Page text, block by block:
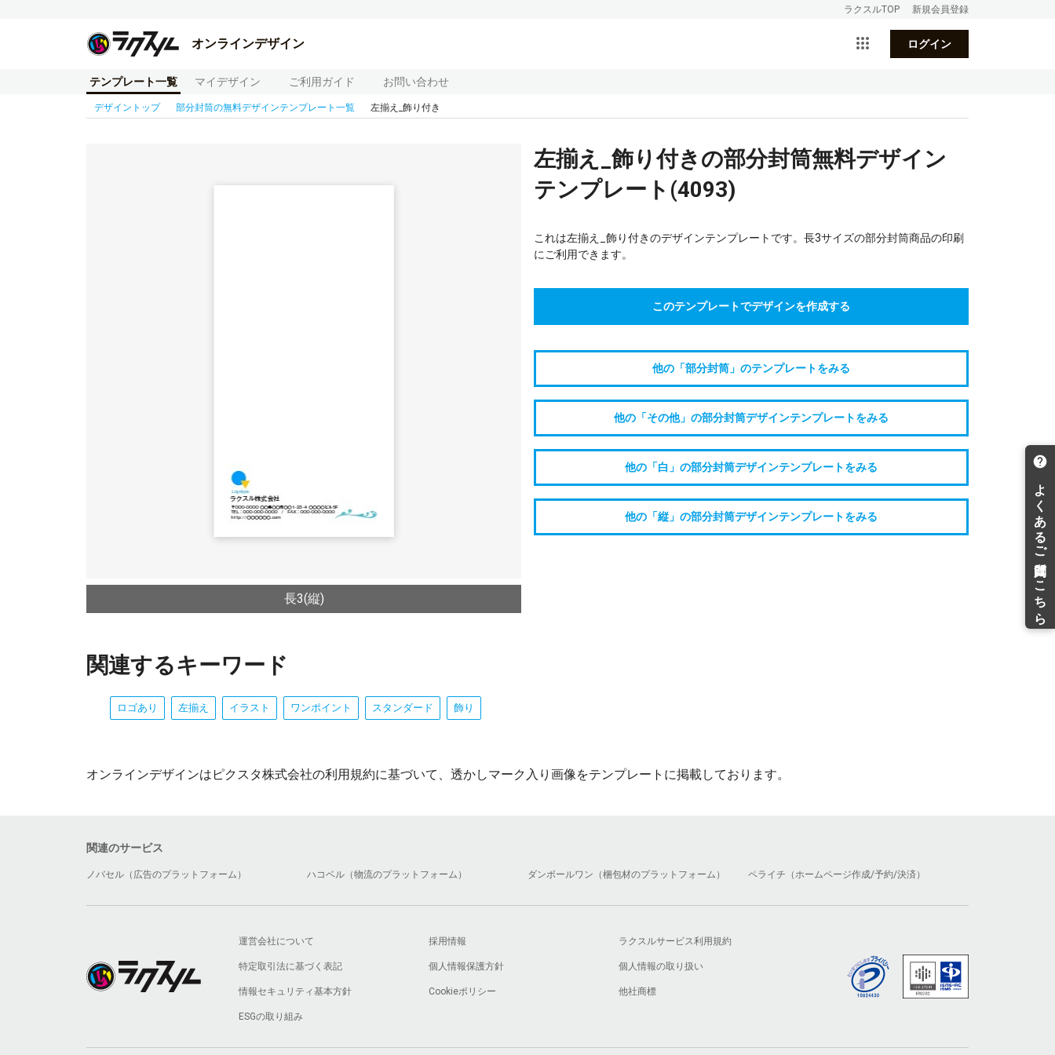
ラクスルTOP 新規会員登録
オンラインデザイン ログイン
テンプレート一覧 マイデザイン ご利用ガイド お問い合わせ
デザイントップ 部分封筒の無料デザインテンプレート一覧 左揃え_飾り付き
長3(縦)
左揃え_飾り付きの部分封筒無料デザイン
テンプレート(4093)
これは左揃え_飾り付きのデザインテンプレートです。長3サイズの部分封筒商品の印刷
にご利用できます。
このテンプレートでデザインを作成する
他の「部分封筒」のテンプレートをみる
他の「その他」の部分封筒デザインテンプレートをみる
他の「白」の部分封筒デザインテンプレートをみる
他の「縦」の部分封筒デザインテンプレートをみる
関連するキーワード
ロゴあり 左揃え イラスト ワンポイント スタンダード 飾り
オンラインデザインはピクスタ株式会社の利用規約に基づいて、透かしマーク入り画像をテンプレートに掲載しております。
関連のサービス
ノバセル（広告のプラットフォーム） ハコベル（物流のプラットフォーム） ダンボールワン（梱包材のプラットフォーム） ペライチ（ホームページ作成/予約/決済）
運営会社について 採用情報 ラクスルサービス利用規約
特定取引法に基づく表記 個人情報保護方針 個人情報の取り扱い
情報セキュリティ基本方針 Cookieポリシー 他社商標
ESGの取り組み